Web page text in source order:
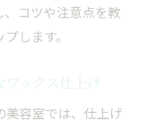
コツや注意点を教
します。
ックス仕上げ
美容室では、仕上げ